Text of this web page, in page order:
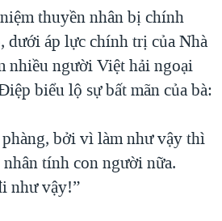
thuyền nhân bị chính
dưới áp lực chính trị của Nhà
nhiều người Việt hải ngoại
biểu lộ sự bất mãn của bà:
bởi vì làm như vậy thì
tính con người nữa.
như vậy!”